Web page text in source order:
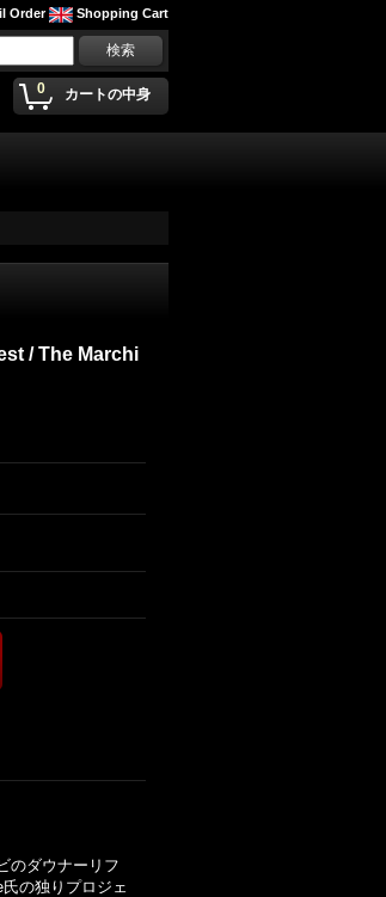
Order Shopping Cart
0 カートの中身
/ The Marchi
のダウナーリフ
の独りプロジェ